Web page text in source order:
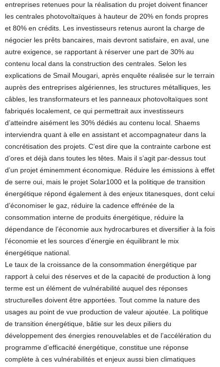
entreprises retenues pour la réalisation du projet doivent financer
les centrales photovoltaïques à hauteur de 20% en fonds propres
et 80% en crédits. Les investisseurs retenus auront la charge de
négocier les prêts bancaires, mais devront satisfaire, en aval, une
autre exigence, se rapportant à réserver une part de 30% au
contenu local dans la construction des centrales. Selon les
explications de Smail Mougari, après enquête réalisée sur le terrain
auprès des entreprises algériennes, les structures métalliques, les
câbles, les transformateurs et les panneaux photovoltaïques sont
fabriqués localement, ce qui permettrait aux investisseurs
d’atteindre aisément les 30% dédiés au contenu local. Shaems
interviendra quant à elle en assistant et accompagnateur dans la
concrétisation des projets. C’est dire que la contrainte carbone est
d’ores et déjà dans toutes les têtes. Mais il s’agit par-dessus tout
d’un projet éminemment économique. Réduire les émissions à effet
de serre oui, mais le projet Solar1000 et la politique de transition
énergétique répond également à des enjeux titanesques, dont celui
d’économiser le gaz, réduire la cadence effrénée de la
consommation interne de produits énergétique, réduire la
dépendance de l’économie aux hydrocarbures et diversifier à la fois
l’économie et les sources d’énergie en équilibrant le mix
énergétique national.
Le taux de la croissance de la consommation énergétique par
rapport à celui des réserves et de la capacité de production à long
terme est un élément de vulnérabilité auquel des réponses
structurelles doivent être apportées. Tout comme la nature des
usages au point de vue production de valeur ajoutée. La politique
de transition énergétique, bâtie sur les deux piliers du
développement des énergies renouvelables et de l’accélération du
programme d’efficacité énergétique, constitue une réponse
complète à ces vulnérabilités et enjeux aussi bien climatiques